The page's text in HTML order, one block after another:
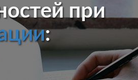
при
: